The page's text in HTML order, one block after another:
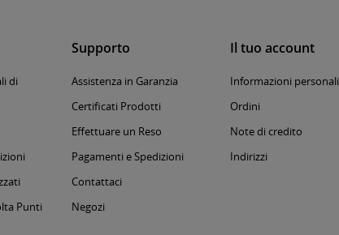
di
Punti
Supporto
Assistenza in Garanzia
Certificati Prodotti
Effettuare un Reso
Pagamenti e Spedizioni
Contattaci
Negozi
Il tuo account
Informazioni personali
Ordini
Note di credito
Indirizzi